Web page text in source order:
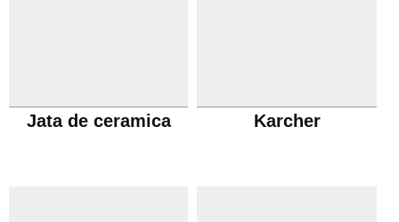
Jata de ceramica Karcher